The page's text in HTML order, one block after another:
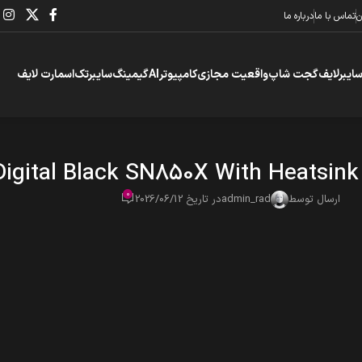
تماس با مادرباره ما
گجت شاپواقعیت مجازیکامپیوترAIگیمینگسایبرتکاسمارت لایف
Black SN850X With
ارسال توسط admin_radدر تاریخ 2026/06/12 0